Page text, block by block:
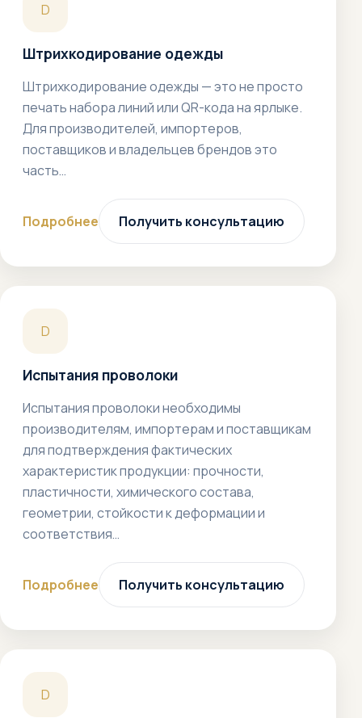
D
Штрихкодирование одежды
Штрихкодирование одежды — это не просто
печать набора линий или QR-кода на ярлыке.
Для производителей, импортеров,
поставщиков и владельцев брендов это
часть…
Подробнее Получить консультацию
D
Испытания проволоки
Испытания проволоки необходимы
производителям, импортерам и поставщикам
для подтверждения фактических
характеристик продукции: прочности,
пластичности, химического состава,
геометрии, стойкости к деформации и
соответствия…
Подробнее Получить консультацию
D